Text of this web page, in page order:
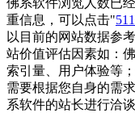
佛系软件浏览人数已
重信息，可以点击"
以目前的网站数据参
站价值评估因素如：
索引量、用户体验等
需要根据您自身的需
系软件的站长进行洽